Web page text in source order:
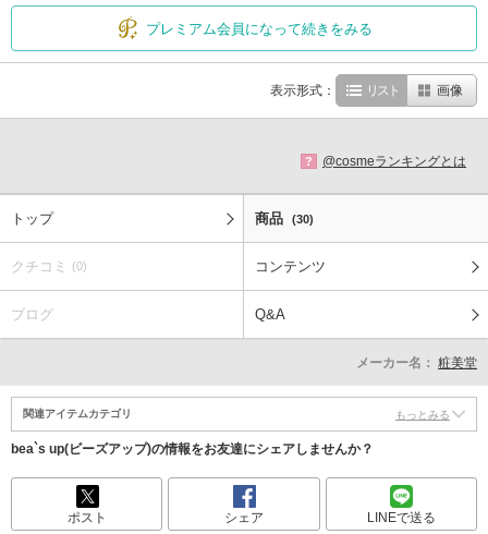
プレミアム会員になって続きをみる
表示形式： リスト 画像
? @cosmeランキングとは
トップ 商品 (30)
クチコミ (0) コンテンツ
ブログ Q&A
メーカー名： 粧美堂
関連アイテムカテゴリ もっとみる
bea`s up(ビーズアップ)の情報をお友達にシェアしませんか？
ポスト シェア LINEで送る